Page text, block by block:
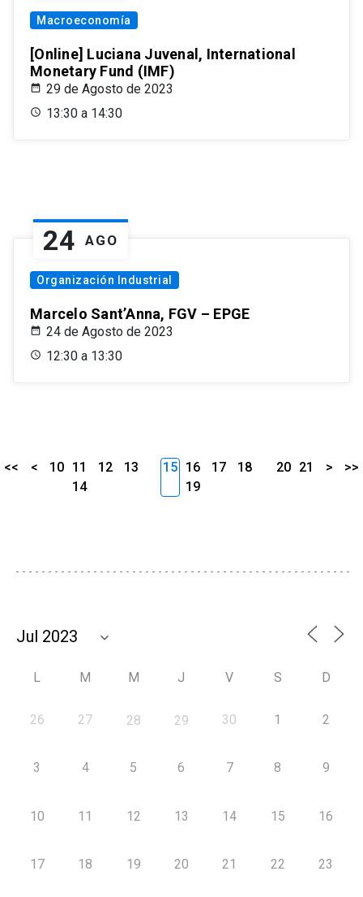
Macroeconomía
[Online] Luciana Juvenal, International
Monetary Fund (IMF)
29 de Agosto de 2023
13:30 a 14:30
24 AGO
Organización Industrial
Marcelo Sant’Anna, FGV – EPGE
24 de Agosto de 2023
12:30 a 13:30
<< < 10 11 12
13
14
15 16 17
18
19
20 21 > >>
L M M J V S D
26 27 28 29 30 1 2
3 4 5 6 7 8 9
10 11 12 13 14 15 16
17 18 19 20 21 22 23